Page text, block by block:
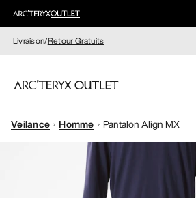
Livraison/Retour Gratuits
FEMME
Veilance Homme Pantalon Align MX